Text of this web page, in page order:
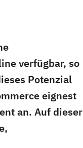
verfügbar, so
Potenzial
eignest
an. Auf dieser